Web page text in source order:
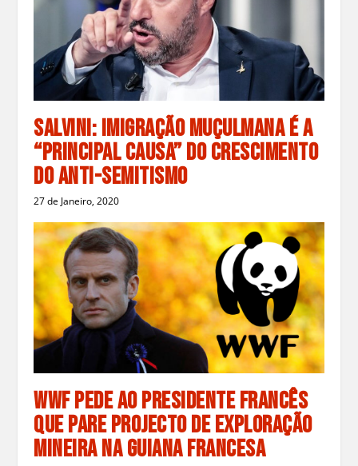
Salvini: Imigração Muçulmana é a
“Principal Causa” do Crescimento
do Anti-Semitismo
27 de Janeiro, 2020
WWF Pede ao Presidente Francês
que Pare Projecto de Exploração
Mineira na Guiana Francesa